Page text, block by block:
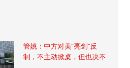
管姚：中方对美“亮剑”反
制，不主动掀桌，但也决不